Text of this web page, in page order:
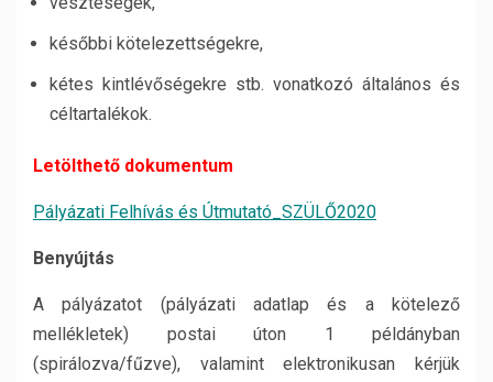
későbbi kötelezettségekre,
kétes kintlévőségekre stb. vonatkozó általános és
céltartalékok.
Letölthető dokumentum
Pályázati Felhívás és Útmutató_SZÜLŐ2020
Benyújtás
A pályázatot (pályázati adatlap és a kötelező
mellékletek) postai úton 1 példányban
(spirálozva/fűzve), valamint elektronikusan kérjük